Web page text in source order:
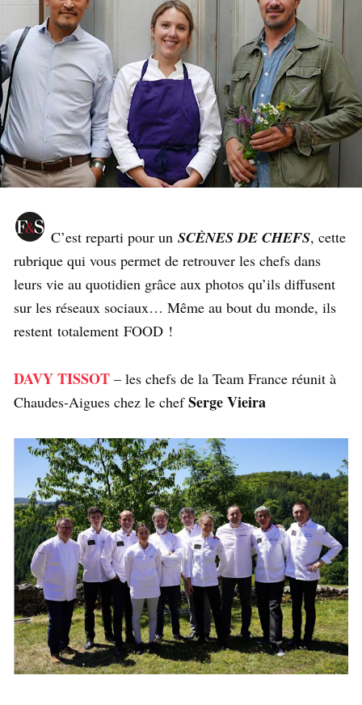
C’est reparti pour un SCÈNES DE CHEFS, cette
rubrique qui vous permet de retrouver les chefs dans
leurs vie au quotidien grâce aux photos qu’ils diffusent
sur les réseaux sociaux… Même au bout du monde, ils
restent totalement FOOD !
DAVY TISSOT – les chefs de la Team France réunit à
Chaudes-Aigues chez le chefSerge Vieira